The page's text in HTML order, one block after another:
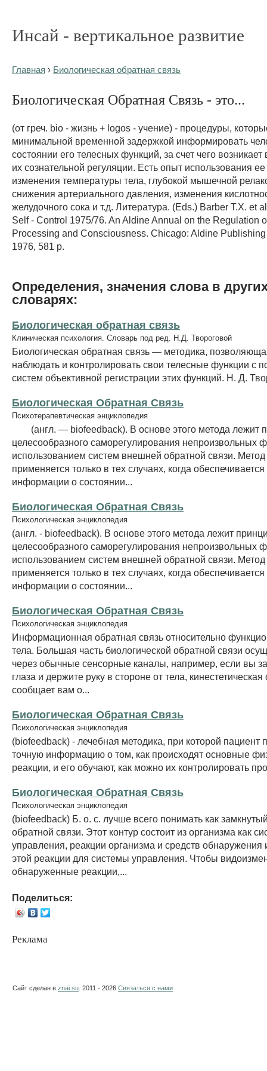
Инсай - вертикальное развитие
Главная › Биологическая обратная связь
Биологическая Обратная Связь - это...
(от греч. biо - жизнь + logos - учение) - процедуры,
минимальной временной задержкой информировать
состоянии его телесных функций, за счет чего
их сознательной регуляции. Есть опыт использования
изменения температуры тела, глубокой мышечной
снижения артериального давления, изменения
желудочного сока и т.д. Литература. (Eds.) Barber T.X. et
Self - Control 1975/76. An Aldine Annual on the Regulation
Processing and Consciousness. Chicago: Aldine
1976, 581 p.
Определения, значения слова в
словарях:
Биологическая обратная связь
Клиническая психология. Словарь под ред. Н.Д. Твороговой
Биологическая обратная связь — методика,
наблюдать и контролировать свои телесные функции с
систем объективной регистрации этих функций. Н. Д.
Биологическая Обратная Связь
Психотерапевтическая энциклопедия
(англ. — biofeedback). В основе этого метода лежит
целесообразного саморегулирования непроизвольных
использованием систем внешней обратной связи.
применяется только в тех случаях, когда
информации о состоянии...
Биологическая Обратная Связь
Психологическая энциклопедия
(англ. - biofeedback). В основе этого метода лежит
целесообразного саморегулирования непроизвольных
использованием систем внешней обратной связи.
применяется только в тех случаях, когда
информации о состоянии...
Биологическая Обратная Связь
Психологическая энциклопедия
Информационная обратная связь относительно
тела. Большая часть биологической обратной связи
через обычные сенсорные каналы, например, если вы
глаза и держите руку в стороне от тела,
сообщает вам о...
Биологическая Обратная Связь
Психологическая энциклопедия
(biofeedback) - лечебная методика, при которой пациент
точную информацию о том, как происходят основные
реакции, и его обучают, как можно их контролировать
Биологическая Обратная Связь
Психологическая энциклопедия
(biofeedback) Б. о. с. лучше всего понимать как
обратной связи. Этот контур состоит из организма как
управления, реакции организма и средств обнаружения
этой реакции для системы управления. Чтобы
обнаруженные реакции,...
Поделиться:
Реклама
Сайт сделан в znai.su . 2011 - 2026 Связаться с нами